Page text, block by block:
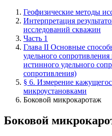
Геофизические методы
Интерпретация
исследований скважин
Часть 1
Глава II Основные
удельного
истинного удельного
сопротивления)
§ 6. Измерение
микроустановками
Боковой микрокаротаж
Боковой